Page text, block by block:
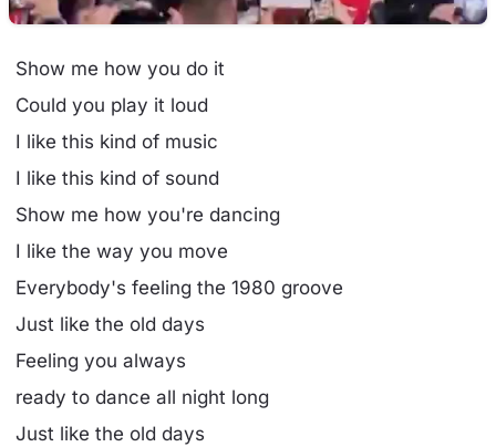
Show me how you do it
Could you play it loud
I like this kind of music
I like this kind of sound
Show me how you're dancing
I like the way you move
Everybody's feeling the 1980 groove
Just like the old days
Feeling you always
ready to dance all night long
Just like the old days